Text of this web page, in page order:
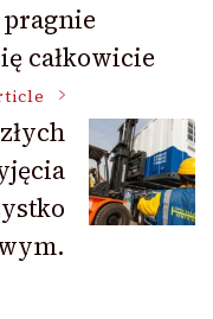
całkowicie